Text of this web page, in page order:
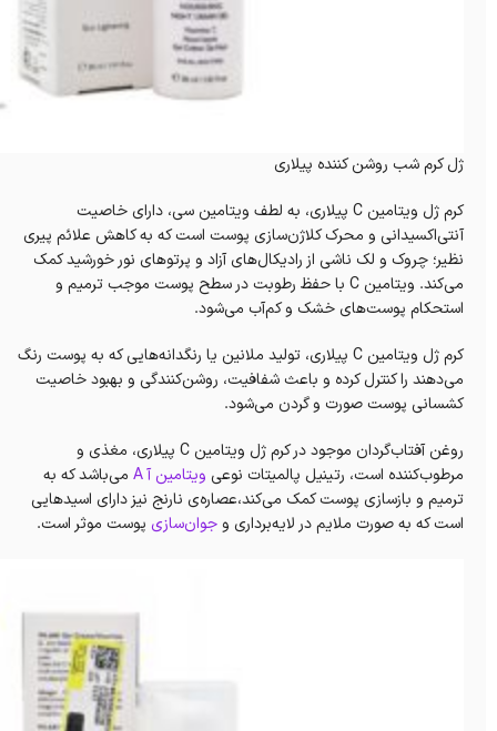
ژل کرم شب روشن کننده پیلاری
کرم ژل ویتامین C پیلاری، به لطف‌ ویتامین سی، دارای خاصیت
آنتی‌اکسیدانی و محرک کلاژن‌سازی پوست است که به کاهش علائم پیری
نظیر؛ چروک و لک ناشی از رادیکال‌های آزاد و پرتوهای نور خورشید کمک
می‌کند. ویتامین C با حفظ رطوبت در سطح پوست موجب ترمیم و
استحکام پوست‌های خشک و کم‌آب می‌شود.
کرم ژل ویتامین C پیلاری، تولید ملانین یا رنگدانه‌هایی که به پوست رنگ
می‌دهند را کنترل کرده و باعث شفافیت، روشن‌کنندگی و بهبود خاصیت
کشسانی پوست‌ صورت و گردن می‌شود.
روغن آفتاب‌گردان موجود در کرم ژل ویتامین C پیلاری، مغذی و
مرطوب‌کننده است، رتینیل پالمیتات نوعی ویتامین آ A
می‌باشد که به
ترمیم و بازسازی پوست کمک می‌کند،عصاره‌ی نارنج نیز دارای اسیدهایی
است که به صورت ملایم در لایه‌برداری وجوان‌سازی پوست موثر است.